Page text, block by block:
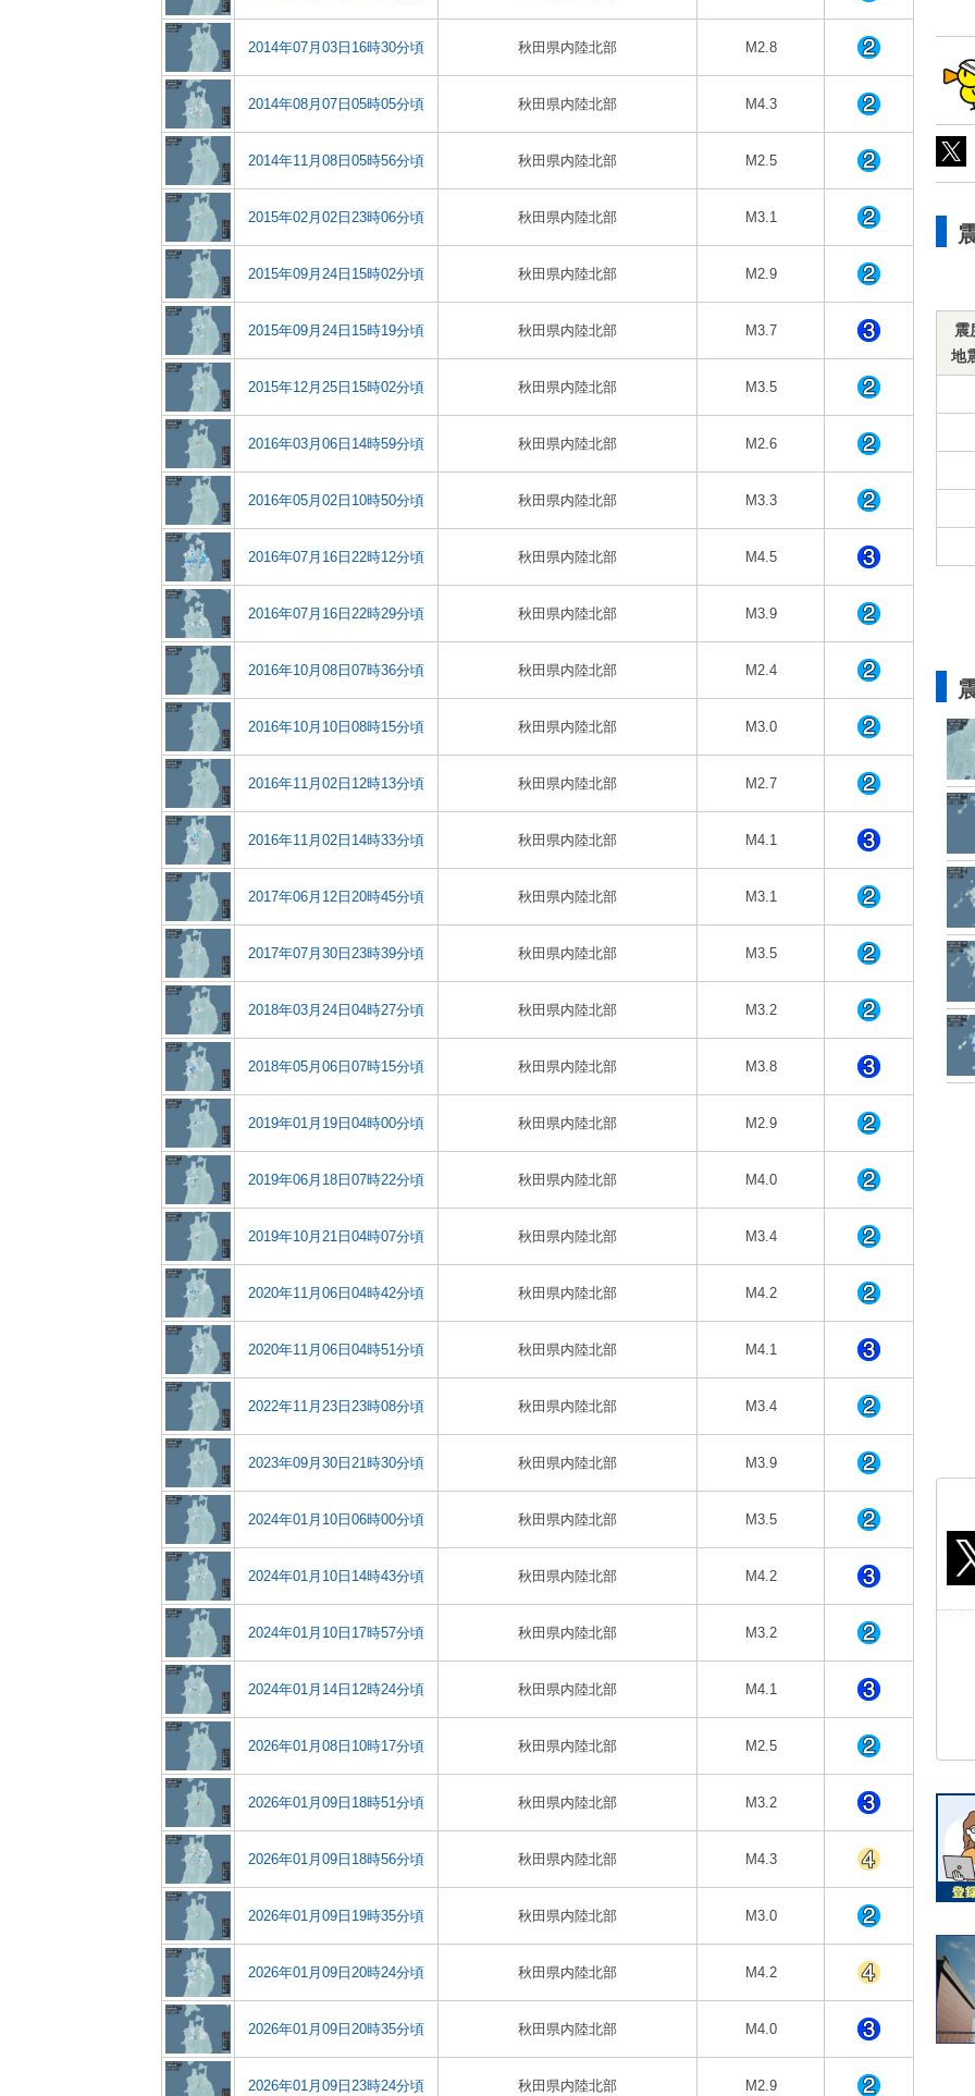
2014年07月03日16時30分頃 秋田県内陸北部 M2.8
2014年08月07日05時05分頃 秋田県内陸北部 M4.3
2014年11月08日05時56分頃 秋田県内陸北部 M2.5
2015年02月02日23時06分頃 秋田県内陸北部 M3.1
2015年09月24日15時02分頃 秋田県内陸北部 M2.9
2015年09月24日15時19分頃 秋田県内陸北部 M3.7
2015年12月25日15時02分頃 秋田県内陸北部 M3.5
2016年03月06日14時59分頃 秋田県内陸北部 M2.6
2016年05月02日10時50分頃 秋田県内陸北部 M3.3
2016年07月16日22時12分頃 秋田県内陸北部 M4.5
2016年07月16日22時29分頃 秋田県内陸北部 M3.9
2016年10月08日07時36分頃 秋田県内陸北部 M2.4
2016年10月10日08時15分頃 秋田県内陸北部 M3.0
2016年11月02日12時13分頃 秋田県内陸北部 M2.7
2016年11月02日14時33分頃 秋田県内陸北部 M4.1
2017年06月12日20時45分頃 秋田県内陸北部 M3.1
2017年07月30日23時39分頃 秋田県内陸北部 M3.5
2018年03月24日04時27分頃 秋田県内陸北部 M3.2
2018年05月06日07時15分頃 秋田県内陸北部 M3.8
2019年01月19日04時00分頃 秋田県内陸北部 M2.9
2019年06月18日07時22分頃 秋田県内陸北部 M4.0
2019年10月21日04時07分頃 秋田県内陸北部 M3.4
2020年11月06日04時42分頃 秋田県内陸北部 M4.2
2020年11月06日04時51分頃 秋田県内陸北部 M4.1
2022年11月23日23時08分頃 秋田県内陸北部 M3.4
2023年09月30日21時30分頃 秋田県内陸北部 M3.9
2024年01月10日06時00分頃 秋田県内陸北部 M3.5
2024年01月10日14時43分頃 秋田県内陸北部 M4.2
2024年01月10日17時57分頃 秋田県内陸北部 M3.2
2024年01月14日12時24分頃 秋田県内陸北部 M4.1
2026年01月08日10時17分頃 秋田県内陸北部 M2.5
2026年01月09日18時51分頃 秋田県内陸北部 M3.2
2026年01月09日18時56分頃 秋田県内陸北部 M4.3
2026年01月09日19時35分頃 秋田県内陸北部 M3.0
2026年01月09日20時24分頃 秋田県内陸北部 M4.2
2026年01月09日20時35分頃 秋田県内陸北部 M4.0
2026年01月09日23時24分頃 秋田県内陸北部 M2.9
震
地